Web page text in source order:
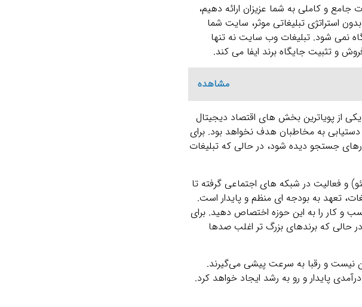
جامع و کاملی به شما عزیزان ارائه دهیم،
استراتژی تبلیغاتی موثر، سایت شما
نمی ‌شود. تبلیغات وب ‌سایت نه تنها
و تثبیت جایگاه برند ایفا می ‌کند.
مشاهده
۲۰۲۵ بیش از ۱۴ درصد رشد را تجربه کرده و به یکی از پویاترین بخش ‌های اقتصاد دیجیتال
به مخاطبان هدف نخواهد بود. برای
جستجو دیده شود، در حالی که تبلیغات
و فعالیت در شبکه‌ های اجتماعی گرفته تا
تعهد به بودجه ‌ای منظم و پایدار است.
می‌کنند حداقل ۱۰ تا ۲۰ درصد از درآمد ماهانه کسب ‌و کار را به این حوزه اختصاص دهید. برای
شروع مناسبی باشد در حالی که برندهای بزرگ ‌تر اغلب صدها
نیست و رقبا به سرعت پیشی می‌گیرند.
پایدار و رو به رشد ایجاد خواهد کرد.